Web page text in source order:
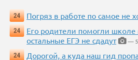
24 Погряз в работе по самое не
24
Его родители помогли школе
остальные ЕГЭ не сдадут
—
24
Дорогой, а куда наш гид